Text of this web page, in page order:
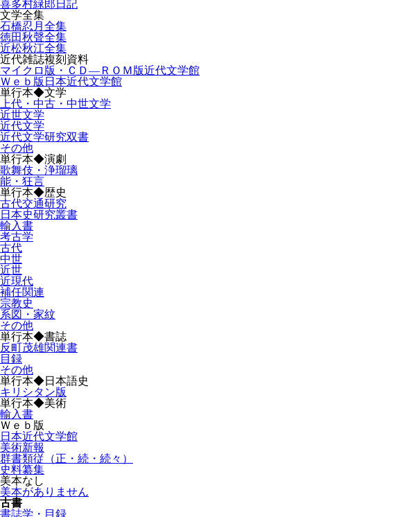
喜多村緑郎日記
文学全集
石橋忍月全集
徳田秋聲全集
近松秋江全集
近代雑誌複刻資料
マイクロ版・ＣＤ―ＲＯＭ版近代文学館
Ｗｅｂ版日本近代文学館
単行本◆文学
上代・中古・中世文学
近世文学
近代文学
近代文学研究双書
その他
単行本◆演劇
歌舞伎・浄瑠璃
能・狂言
単行本◆歴史
古代交通研究
日本史研究叢書
輸入書
考古学
古代
中世
近世
近現代
補任関連
宗教史
系図・家紋
その他
単行本◆書誌
反町茂雄関連書
目録
その他
単行本◆日本語史
キリシタン版
単行本◆美術
輸入書
Ｗｅｂ版
日本近代文学館
美術新報
群書類従（正・続・続々）
史料纂集
美本なし
美本がありません
古書
書誌学・目録